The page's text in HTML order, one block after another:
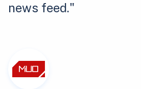
news feed."